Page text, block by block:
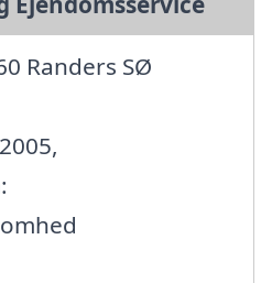
Randers SØ